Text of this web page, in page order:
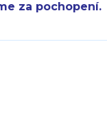
za pochopení.